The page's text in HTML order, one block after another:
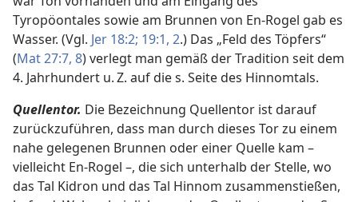
Tyropöontales sowie am Brunnen von En-Rogel gab es
Wasser. (Vgl. Jer 18:2; 19:1, 2.) Das „Feld des Töpfers“
(Mat 27:7, 8) verlegt man gemäß der Tradition seit dem
4. Jahrhundert u. Z. auf die s. Seite des Hinnomtals.
Quellentor. Die Bezeichnung Quellentor ist darauf
zurückzuführen, dass man durch dieses Tor zu einem
nahe gelegenen Brunnen oder einer Quelle kam –
vielleicht En-Rogel –, die sich unterhalb der Stelle, wo
das Tal Kidron und das Tal Hinnom zusammenstießen,